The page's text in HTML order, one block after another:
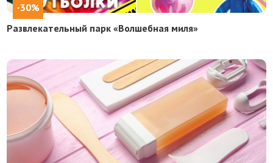
-30%
Развлекательный парк «Волшебная миля»